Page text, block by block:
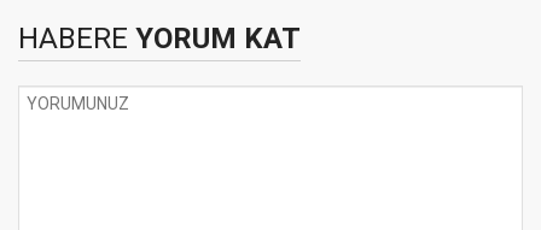
HABERE YORUM KAT